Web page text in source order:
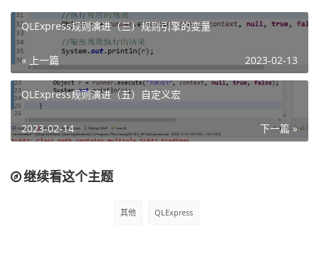
		return str;
	}
上面我们就简单的实现了一个功能，在规则引擎运行的时候
直接指定相关的函数对应的功能即可，例如:
runner.addFunctionOfClassMethod("输出", QLExpress
[] { "String" }, null);
号的形式，然后对应的参数都写在括号里面去。例如：
这个时候在括号里面的信息就会自动被作为变量参数传入到
QLExpress规则演进（三）规则引擎的变量
« 上一篇 2023-02-13
QLExpress规则演进（五）自定义宏
下一篇 »
2023-02-14
继续看这个主题
其他 QLExpress